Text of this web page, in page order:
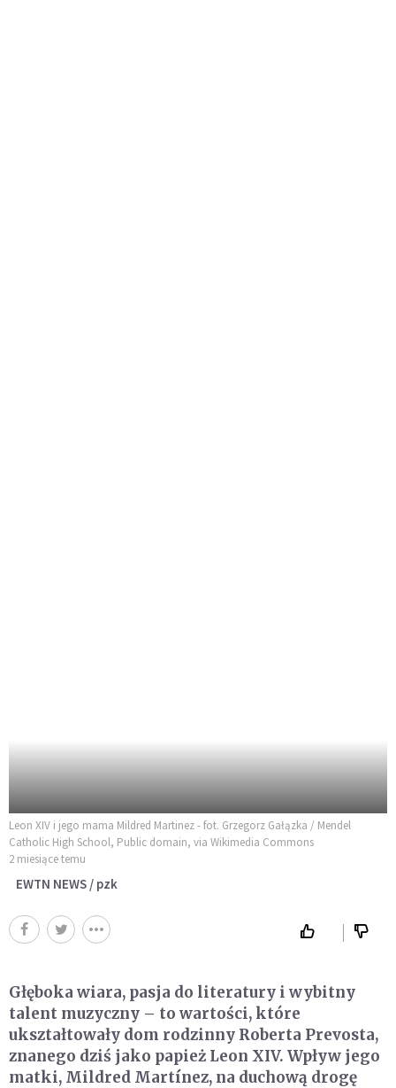
Leon XIV i jego mama Mildred Martinez - fot. Grzegorz Gałązka / Mendel
Catholic High School, Public domain, via Wikimedia Commons
2 miesiące temu
EWTN NEWS / pzk
Głęboka wiara, pasja do literatury i wybitny
talent muzyczny – to wartości, które
ukształtowały dom rodzinny Roberta Prevosta,
znanego dziś jako papież Leon XIV. Wpływ jego
matki, Mildred Martínez, na duchową drogę